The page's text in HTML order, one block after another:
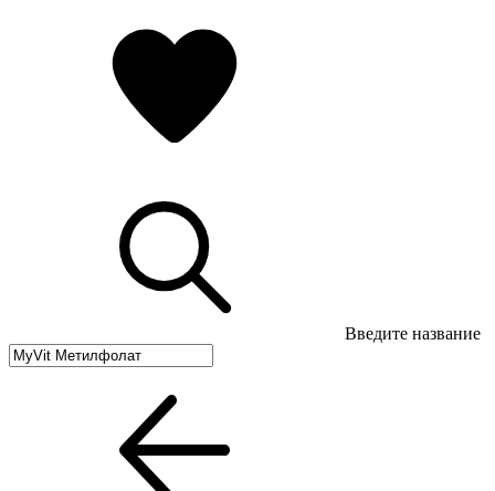
Введите название